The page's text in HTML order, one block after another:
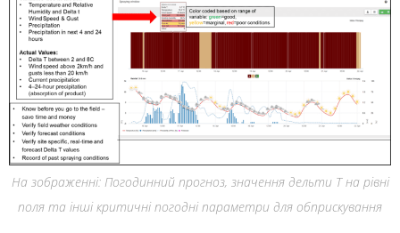
На зображенні: Погодинний прогноз, значення дельти T на рівні
поля та інші критичні погодні параметри для обприскування